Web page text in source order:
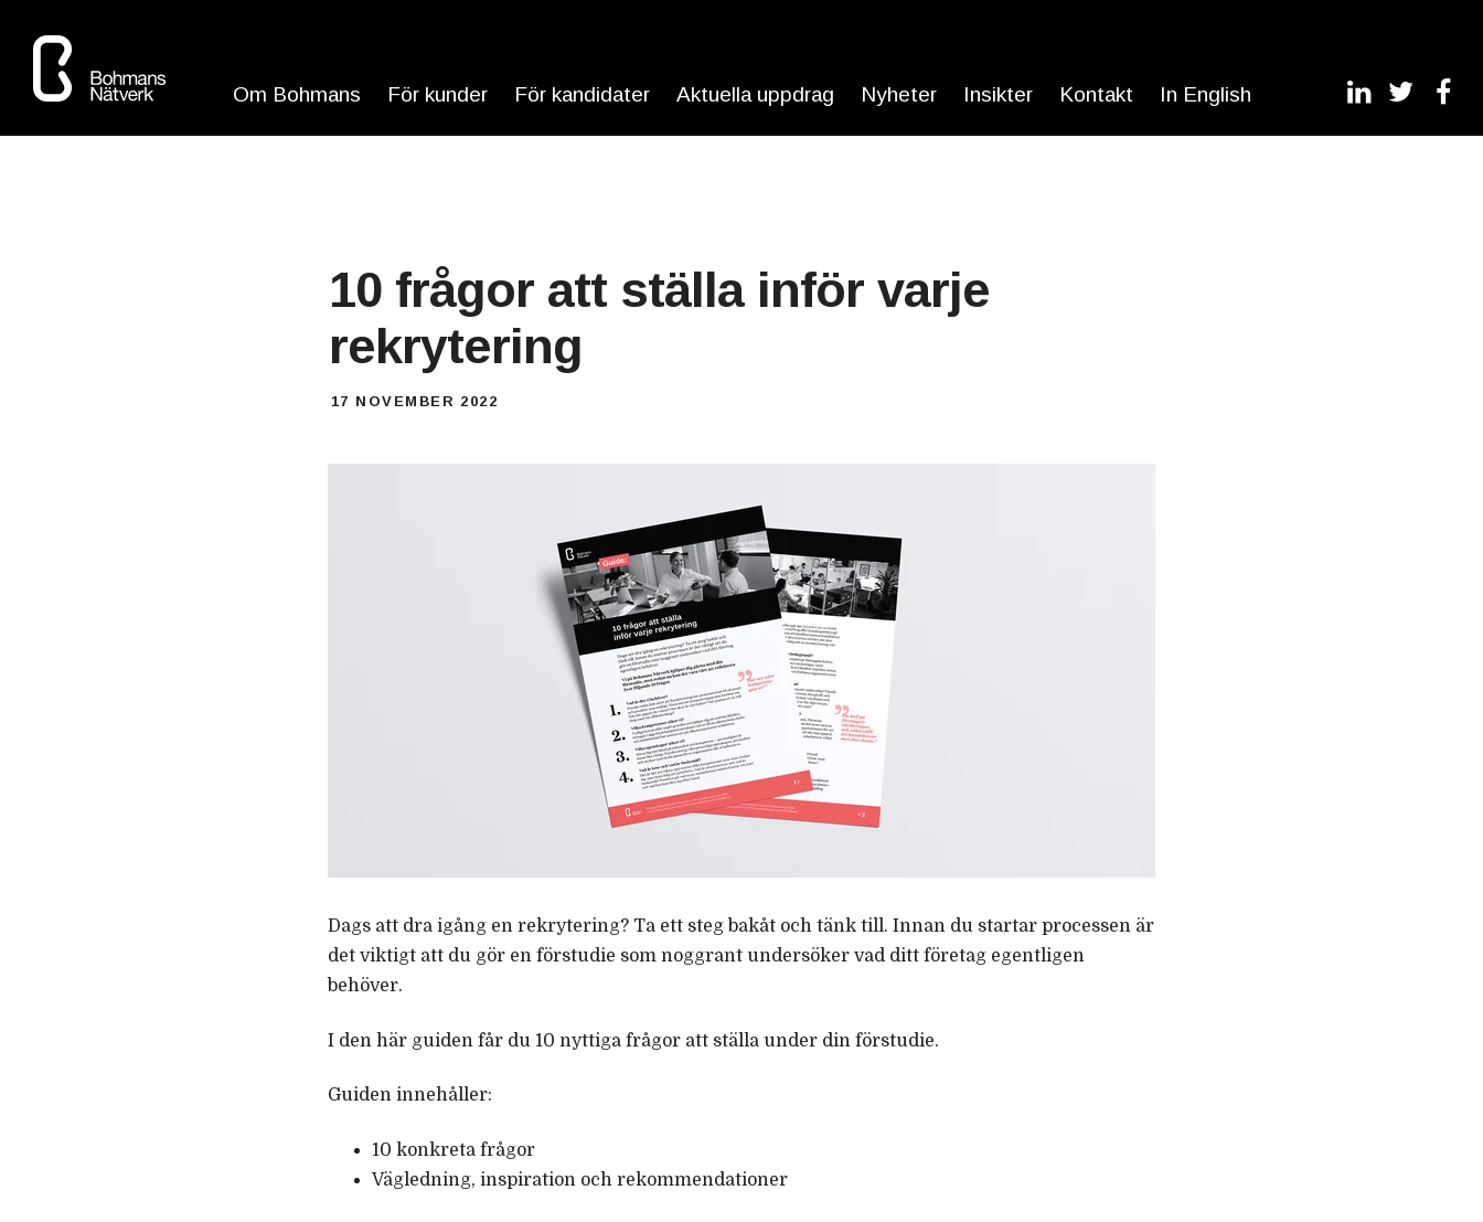
Om Bohmans För kunder För kandidater Aktuella uppdrag Nyheter Insikter Kontakt In English
10 frågor att ställa inför varje
rekrytering
17 NOVEMBER 2022
Dags att dra igång en rekrytering? Ta ett steg bakåt och tänk till. Innan du startar processen är
det viktigt att du gör en förstudie som noggrant undersöker vad ditt företag egentligen
behöver.
I den här guiden får du 10 nyttiga frågor att ställa under din förstudie.
Guiden innehåller:
10 konkreta frågor
Vägledning, inspiration och rekommendationer